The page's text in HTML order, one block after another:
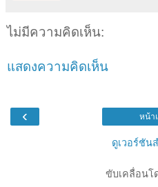
ไม่มีความคิดเห็น:
แสดงความคิดเห็น
‹ หน้า
ดูเวอร์ชัน
ขับเคลื่อนโ